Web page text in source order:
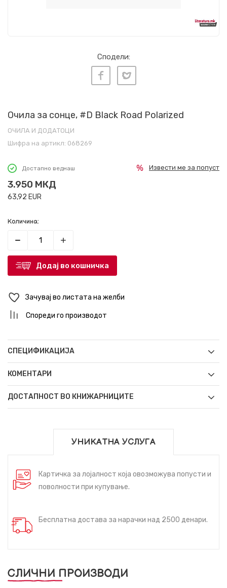
Сподели:
Очила за сонце, #D Black Road Polarized
ОЧИЛА И ДОДАТОЦИ
Шифра на артикл: 068269
Достапно веднаш
3.950 МКД
63,92 EUR
Извести ме за попуст
Количина:
Додај во кошничка
Зачувај во листата на желби
Спореди го производот
СПЕЦИФИКАЦИЈА
КОМЕНТАРИ
ДОСТАПНОСТ ВО КНИЖАРНИЦИТЕ
УНИКАТНА УСЛУГА
Картичка за лојалност која овозможува попусти и
поволности при купување.
Бесплатна достава за нарачки над 2500 денари.
СЛИЧНИ ПРОИЗВОДИ